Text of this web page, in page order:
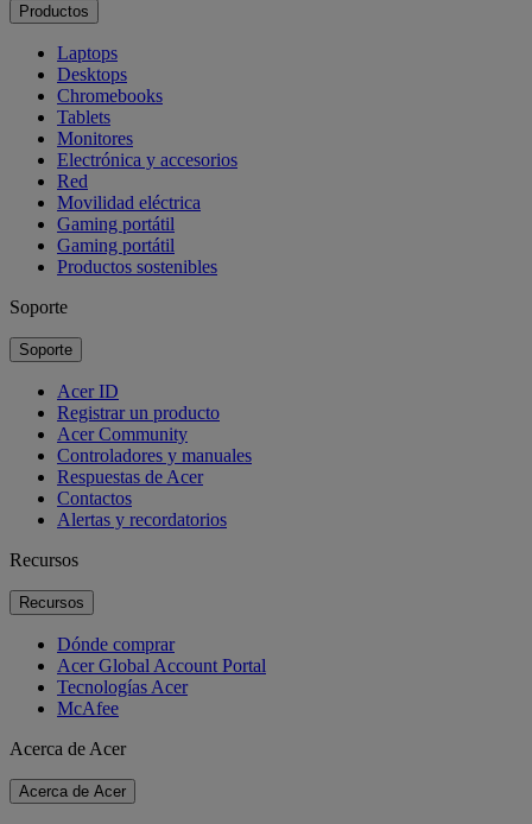
Productos
Laptops
Desktops
Chromebooks
Tablets
Monitores
Electrónica y accesorios
Red
Movilidad eléctrica
Gaming portátil
Gaming portátil
Productos sostenibles
Soporte
Soporte
Acer ID
Registrar un producto
Acer Community
Controladores y manuales
Respuestas de Acer
Contactos
Alertas y recordatorios
Recursos
Recursos
Dónde comprar
Acer Global Account Portal
Tecnologías Acer
McAfee
Acerca de Acer
Acerca de Acer